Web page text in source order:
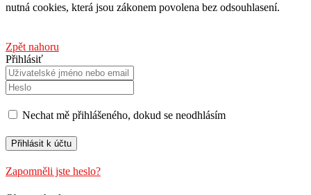
nutná cookies, která jsou zákonem povolena bez odsouhlasení.
Zpět nahoru
Přihlásiť
Nechat mě přihlášeného, ​​dokud se neodhlásím
Zapomněli jste heslo?